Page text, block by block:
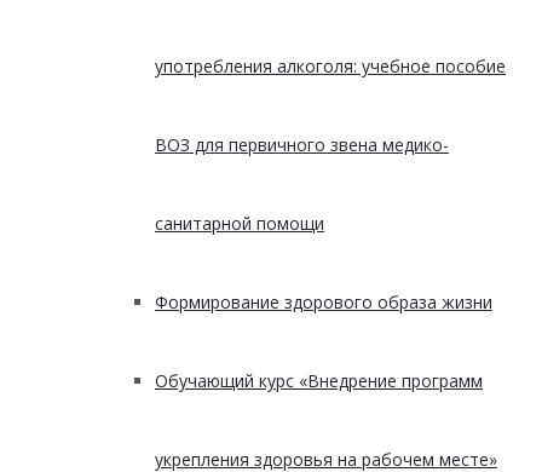
употребления алкоголя: учебное пособие
ВОЗ для первичного звена медико-
санитарной помощи
Формирование здорового образа жизни
Обучающий курс «Внедрение программ
укрепления здоровья на рабочем месте»